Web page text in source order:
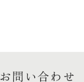
お問い合わせ